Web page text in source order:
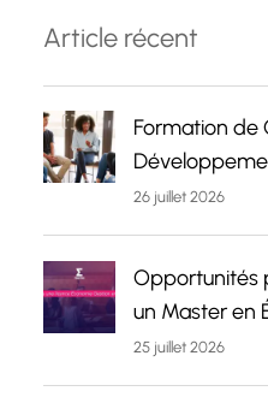
Article récent
Formation de
26 juillet 2026
Opportunités
un Master en
25 juillet 2026